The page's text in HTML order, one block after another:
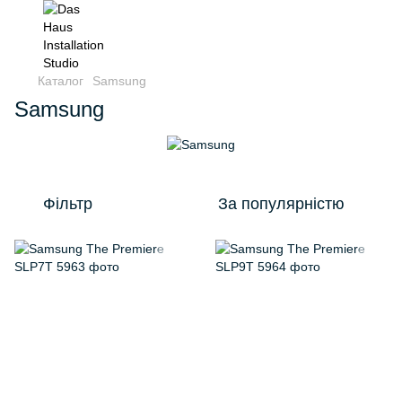
Каталог Samsung
Samsung
Фільтр За популярністю